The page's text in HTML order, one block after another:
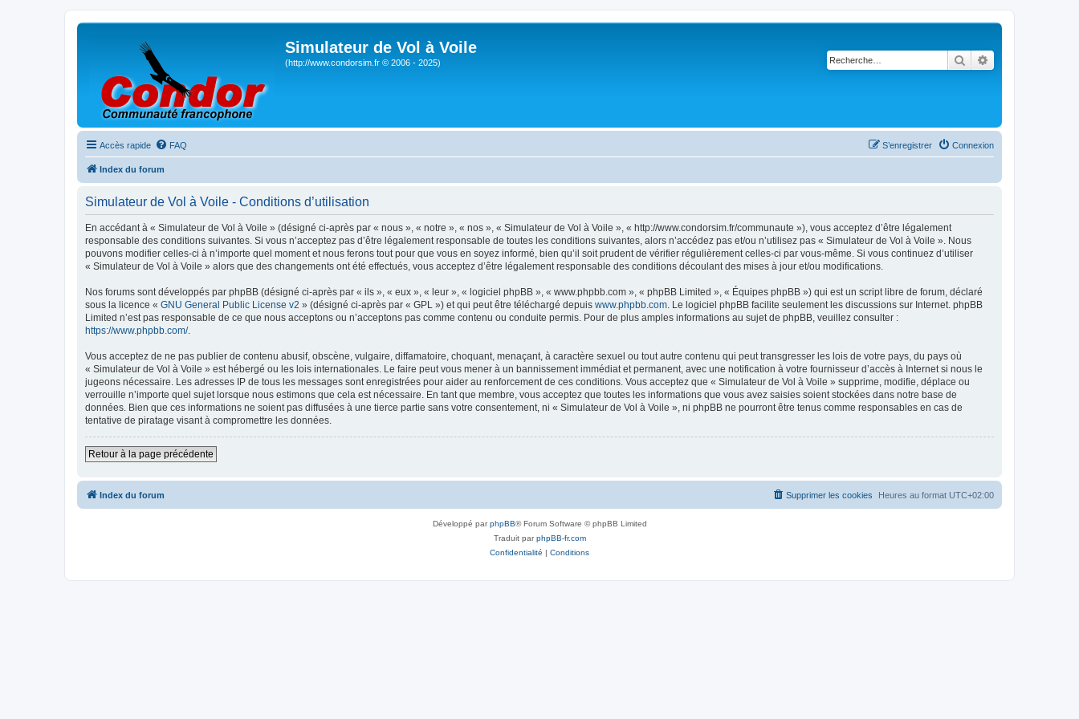
Simulateur de Vol à Voile
(http://www.condorsim.fr © 2006 - 2025) Rechercher
Accès rapide FAQ Connexion
S’enregistrer
Index du forum
Simulateur de Vol à Voile - Conditions d’utilisation
En accédant à « Simulateur de Vol à Voile » (désigné ci-après par « nous », « notre », « nos », « Simulateur de Vol à Voile », « http://www.condorsim.fr/communaute »), vous acceptez d’être légalement
responsable des conditions suivantes. Si vous n’acceptez pas d’être légalement responsable de toutes les conditions suivantes, alors n’accédez pas et/ou n’utilisez pas « Simulateur de Vol à Voile ». Nous
pouvons modifier celles-ci à n’importe quel moment et nous ferons tout pour que vous en soyez informé, bien qu’il soit prudent de vérifier régulièrement celles-ci par vous-même. Si vous continuez d’utiliser
« Simulateur de Vol à Voile » alors que des changements ont été effectués, vous acceptez d’être légalement responsable des conditions découlant des mises à jour et/ou modifications.
Nos forums sont développés par phpBB (désigné ci-après par « ils », « eux », « leur », « logiciel phpBB », « www.phpbb.com », « phpBB Limited », « Équipes phpBB ») qui est un script libre de forum, déclaré
sous la licence « GNU General Public License v2 » (désigné ci-après par « GPL ») et qui peut être téléchargé depuis www.phpbb.com. Le logiciel phpBB facilite seulement les discussions sur Internet. phpBB
Limited n’est pas responsable de ce que nous acceptons ou n’acceptons pas comme contenu ou conduite permis. Pour de plus amples informations au sujet de phpBB, veuillez consulter :
https://www.phpbb.com/.
Vous acceptez de ne pas publier de contenu abusif, obscène, vulgaire, diffamatoire, choquant, menaçant, à caractère sexuel ou tout autre contenu qui peut transgresser les lois de votre pays, du pays où
« Simulateur de Vol à Voile » est hébergé ou les lois internationales. Le faire peut vous mener à un bannissement immédiat et permanent, avec une notification à votre fournisseur d’accès à Internet si nous le
jugeons nécessaire. Les adresses IP de tous les messages sont enregistrées pour aider au renforcement de ces conditions. Vous acceptez que « Simulateur de Vol à Voile » supprime, modifie, déplace ou
verrouille n’importe quel sujet lorsque nous estimons que cela est nécessaire. En tant que membre, vous acceptez que toutes les informations que vous avez saisies soient stockées dans notre base de
données. Bien que ces informations ne soient pas diffusées à une tierce partie sans votre consentement, ni « Simulateur de Vol à Voile », ni phpBB ne pourront être tenus comme responsables en cas de
tentative de piratage visant à compromettre les données.
Retour à la page précédente
Index du forum Heures au format UTC+02:00
Supprimer les cookies
Développé parphpBB® Forum Software © phpBB Limited
Traduit parphpBB-fr.com
Confidentialité | Conditions